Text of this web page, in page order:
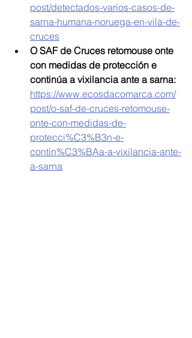
post/detectados-varios-casos-de-
sarna-humana-noruega-en-vila-de-
cruces
O SAF de Cruces retomouse onte
con medidas de protección e
continúa a vixilancia ante a sarna:
https://www.ecosdacomarca.com/
post/o-saf-de-cruces-retomouse-
onte-con-medidas-de-
protecci%C3%B3n-e-
contin%C3%BAa-a-vixilancia-ante-
a-sarna